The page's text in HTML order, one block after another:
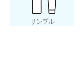
サンプル